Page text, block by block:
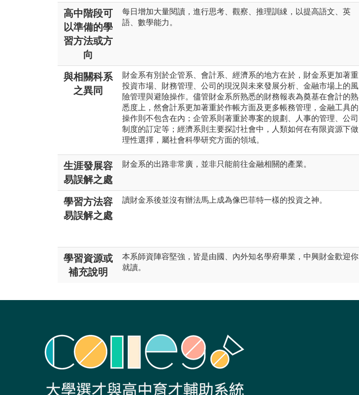
高中階段可
以準備的學
習方法或方
向
每日增加大量閱讀，進行思考、觀察、推理訓綀，以提高語文、英
語、數學能力。
與相關科系
之異同
財金系有別於企管系、會計系、經濟系的地方在於，財金系更加著重
投資市場、財務管理、公司的現況與未來發展分析、金融市場上的風
險管理與避險操作。儘管財金系所熟悉的財務報表為奠基在會計的熟
悉度上，然會計系更加著重於作帳方面及更多帳務管理，金融工具的
操作則不包含在內；企管系則著重於專案的規劃、人事的管理、公司
制度的訂定等；經濟系則主要探討社會中，人類如何在有限資源下做
理性選擇，屬社會科學研究方面的領域。
生涯發展容
易誤解之處
財金系的出路非常廣，並非只能前往金融相關的產業。
學習方法容
易誤解之處
讀財金系後並沒有辦法馬上成為像巴菲特一樣的投資之神。
學習資源或
補充說明
本系師資陣容堅強，皆是由國、內外知名學府畢業，中興財金歡迎你
就讀。